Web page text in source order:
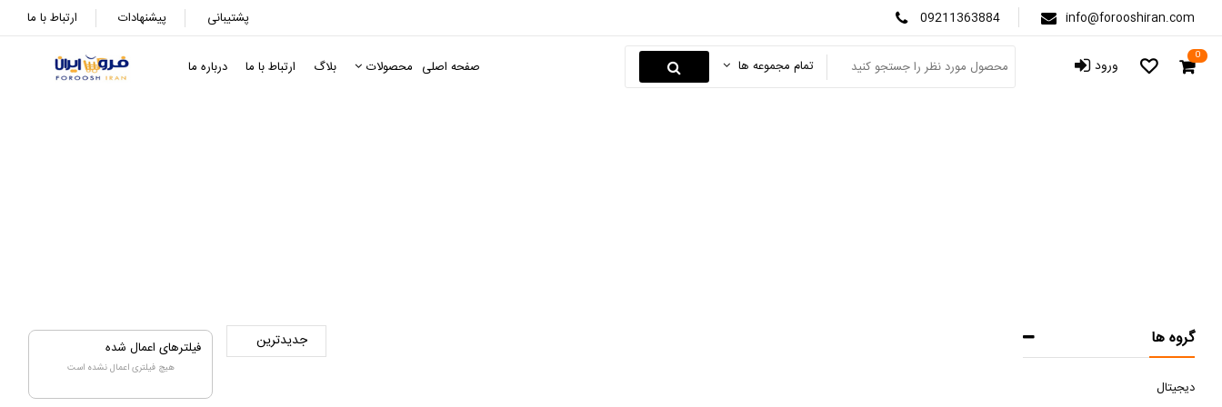
ارتباط با ما پیشنهادات پشتیبانی 09211363884 info@forooshiran.com
صفحه اصلی محصولات بلاگ ارتباط با ما درباره ما تمام مجموعه ها ورود 0
فیلترهای اعمال شده
هیچ فیلتری اعمال نشده است
گروه ها
دیجیتال